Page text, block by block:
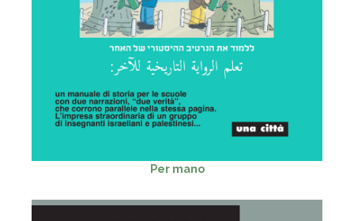
Per mano